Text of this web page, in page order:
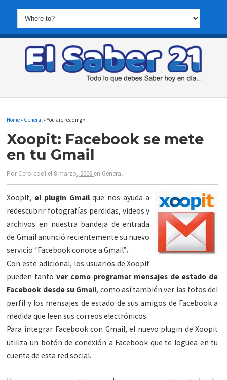
Home» General » You are reading »
Xoopit: Facebook se mete
en tu Gmail
PorCero-cool el 8 marzo, 2009 en General
Xoopit, el plugin Gmailque nos ayuda a
redescubrir fotografías perdidas, videos y
archivos en nuestra bandeja de entrada
de Gmail anunció recientemente su nuevo
servicio “Facebook conoce a Gmail”.
Con este adicional, los usuarios de Xoopit
pueden tantover como programar mensajes de estado de
Facebook desde su Gmail, como así también ver las fotos del
perfil y los mensajes de estado de sus amigos de Facebook a
medida que leen sus correos electrónicos.
Para integrar Facebook con Gmail, el nuevo plugin de Xoopit
utiliza un botón de conexión a Facebook que te loguea en tu
cuenta de esta red social.